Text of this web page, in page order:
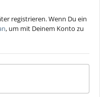
registrieren. Wenn Du ein
, um mit Deinem Konto zu